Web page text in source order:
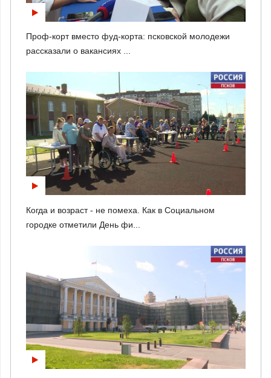
Проф-корт вместо фуд-корта: псковской молодежи
рассказали о вакансиях ...
Когда и возраст - не помеха. Как в Социальном
городке отметили День фи...